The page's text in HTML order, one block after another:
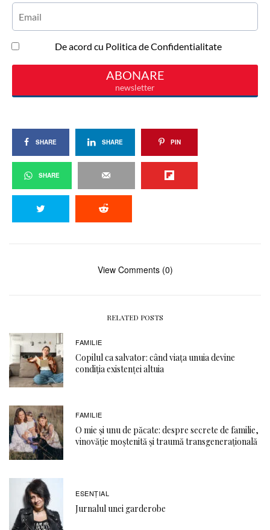
SHARE SHARE PIN
SHARE
View Comments (0)
RELATED POSTS
FAMILIE
Copilul ca salvator: când viața unuia devine
condiția existenței altuia
FAMILIE
O mie și unu de păcate: despre secrete de familie,
vinovăție moștenită și traumă transgenerațională
ESENȚIAL
Jurnalul unei garderobe